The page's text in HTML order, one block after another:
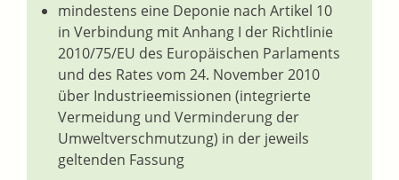
mindestens eine Deponie nach Artikel 10
in Verbindung mit Anhang I der Richtlinie
2010/75/EU des Europäischen Parlaments
und des Rates vom 24. November 2010
über Industrieemissionen (integrierte
Vermeidung und Verminderung der
Umweltverschmutzung) in der jeweils
geltenden Fassung